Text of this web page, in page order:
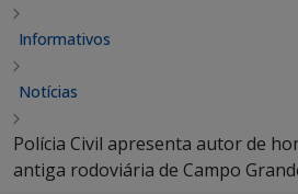
Informativos
Notícias
Polícia Civil apresenta autor de
antiga rodoviária de Campo